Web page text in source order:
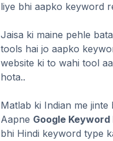
liye bhi aapko keyword
Jaisa ki maine pehle
tools hai jo aapko
website ki to wahi tool
hota..
Matlab ki Indian me
Aapne Google Keyword
bhi Hindi keyword type